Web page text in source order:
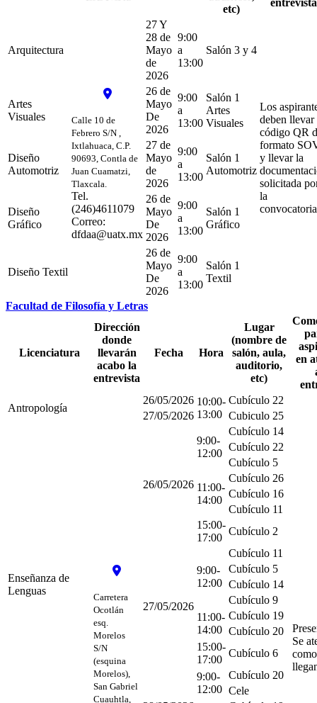
etc)
Arquitectura
Calle 10 de
Febrero S/N ,
Ixtlahuaca, C.P.
90693, Contla de
Juan Cuamatzi,
Tlaxcala.
Tel.
(246)4611079
Correo:
dfdaa@uatx.mx
27 Y
28 de
Mayo
de
2026
9:00
a
13:00
Salón 3 y 4
Los
deben llevar
código QR
formato
y llevar la
solicitada
la
Artes
Visuales
26 de
Mayo
De
2026
9:00
a
13:00
Salón 1
Artes
Visuales
Diseño
Automotriz
27 de
Mayo
de
2026
9:00
a
13:00
Salón 1
Automotriz
Diseño
Gráfico
26 de
Mayo
De
2026
9:00
a
13:00
Salón 1
Gráfico
Diseño Textil
26 de
Mayo
De
2026
9:00
a
13:00
Salón 1
Textil
Facultad de Filosofía y Letras
Licenciatura
Dirección
donde
llevarán
acabo la
entrevista
Fecha Hora
Lugar
(nombre de
salón, aula,
auditorio,
etc)
en
Antropología
Carretera
Ocotlán
esq.
Morelos
S/N
(esquina
Morelos),
San Gabriel
Cuauhtla,
26/05/2026 10:00-
13:00
Cubículo 22
Se
27/05/2026 Cubiculo 25
Enseñanza de
Lenguas
26/05/2026
9:00-
12:00
Cubículo 14
Cubículo 22
Cubículo 5
11:00-
14:00
Cubículo 26
Cubículo 16
Cubículo 11
15:00-
17:00
Cubículo 2
27/05/2026
9:00-
12:00
Cubículo 11
Cubículo 5
Cubículo 14
Cubículo 9
11:00-
14:00
Cubículo 19
Cubículo 20
15:00-
17:00
Cubículo 6
9:00-
12:00
Cubículo 20
Cele